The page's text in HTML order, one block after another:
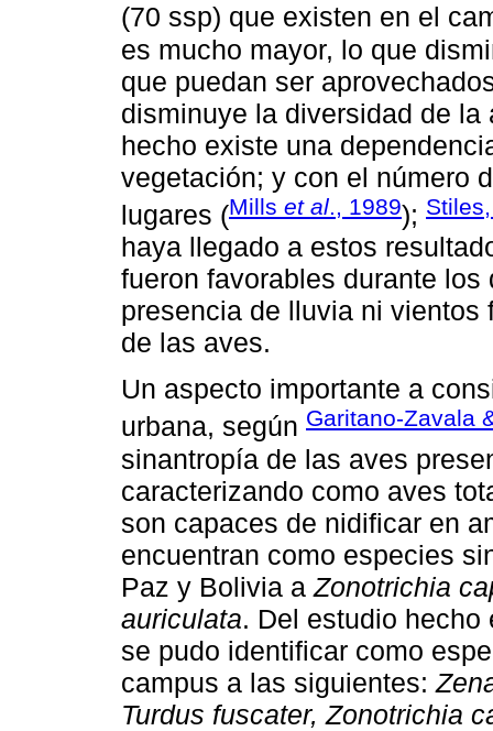
(70 ssp) que existen en el
es mucho mayor, lo que
que puedan ser
disminuye la diversidad de
hecho existe una
vegetación; y con el número
lugares (Mills et al., 1989);
haya llegado a estos
fueron favorables durante
presencia de lluvia ni vientos
de las aves.
Un aspecto importante a
urbana, según Garitano-Zavala
sinantropía de las aves
caracterizando como aves
son capaces de nidificar en
encuentran como especies
Paz y Bolivia a Zonotrichia
auriculata. Del estudio
se pudo identificar como
campus a las siguientes:
Turdus fuscater, Zonotrichia